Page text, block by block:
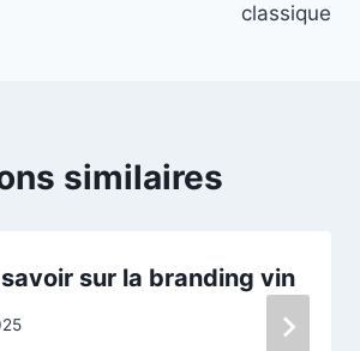
classique
similaires
sur la branding vin